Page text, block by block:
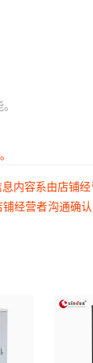
内容系由店铺
经营者沟通确